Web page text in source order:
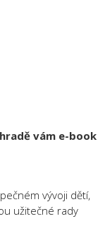
vám e-book
vývoji dětí,
užitečné rady